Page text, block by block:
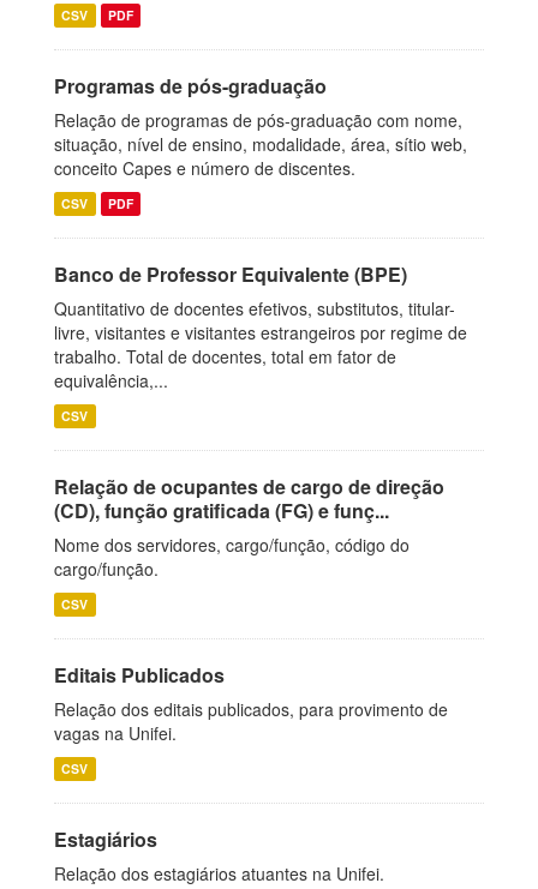
CSV PDF
Programas de pós-graduação
Relação de programas de pós-graduação com nome,
situação, nível de ensino, modalidade, área, sítio web,
conceito Capes e número de discentes.
CSV PDF
Banco de Professor Equivalente (BPE)
Quantitativo de docentes efetivos, substitutos, titular-
livre, visitantes e visitantes estrangeiros por regime de
trabalho. Total de docentes, total em fator de
equivalência,...
CSV
Relação de ocupantes de cargo de direção
(CD), função gratificada (FG) e funç...
Nome dos servidores, cargo/função, código do
cargo/função.
CSV
Editais Publicados
Relação dos editais publicados, para provimento de
vagas na Unifei.
CSV
Estagiários
Relação dos estagiários atuantes na Unifei.